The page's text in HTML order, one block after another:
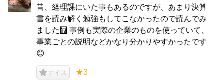
昔、経理課にいた事もあるのですが、あまり決算
書を読み解く勉強もしてこなかったので読んでみ
ました🧮 事例も実際の企業のものを使っていて、
事業ごとの説明などかなり分かりやすかったです
😊
ナイス ★3